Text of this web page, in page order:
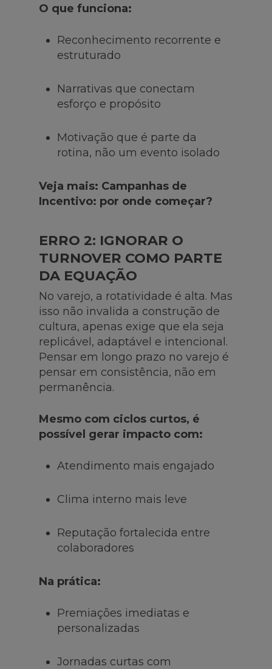
O que funciona:
Reconhecimento recorrente e
estruturado
Narrativas que conectam
esforço e propósito
Motivação que é parte da
rotina, não um evento isolado
Veja mais: Campanhas de
Incentivo: por onde começar?
ERRO 2: IGNORAR O
TURNOVER COMO PARTE
DA EQUAÇÃO
No varejo, a rotatividade é alta. Mas
isso não invalida a construção de
cultura, apenas exige que ela seja
replicável, adaptável e intencional.
Pensar em longo prazo no varejo é
pensar em consistência, não em
permanência.
Mesmo com ciclos curtos, é
possível gerar impacto com:
Atendimento mais engajado
Clima interno mais leve
Reputação fortalecida entre
colaboradores
Na prática:
Premiações imediatas e
personalizadas
Jornadas curtas com